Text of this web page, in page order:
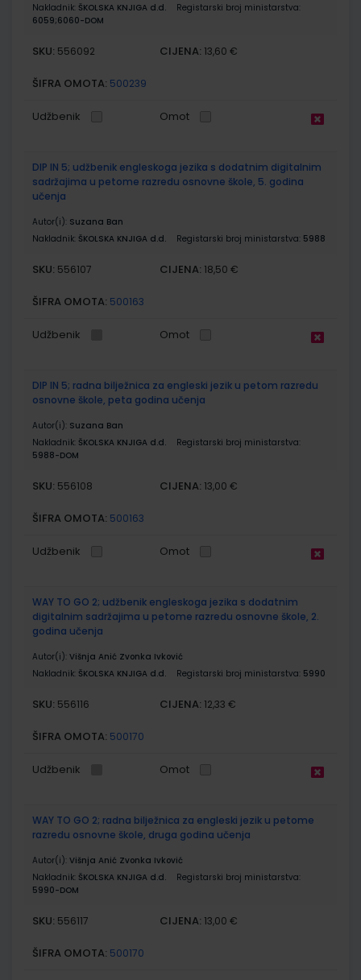
Nakladnik: ŠKOLSKA KNJIGA d.d.
Registarski broj ministarstva:
6059;6060-DOM
SKU: 556092 CIJENA: 13,60 €
ŠIFRA OMOTA: 500239
Udžbenik Omot
DIP IN 5; udžbenik engleskoga jezika s dodatnim digitalnim
sadržajima u petome razredu osnovne škole, 5. godina
učenja
Autor(i): Suzana Ban
Nakladnik: ŠKOLSKA KNJIGA d.d. Registarski broj ministarstva: 5988
SKU: 556107 CIJENA: 18,50 €
ŠIFRA OMOTA: 500163
Udžbenik Omot
DIP IN 5; radna bilježnica za engleski jezik u petom razredu
osnovne škole, peta godina učenja
Autor(i): Suzana Ban
Nakladnik: ŠKOLSKA KNJIGA d.d.
Registarski broj ministarstva:
5988-DOM
SKU: 556108 CIJENA: 13,00 €
ŠIFRA OMOTA: 500163
Udžbenik Omot
WAY TO GO 2; udžbenik engleskoga jezika s dodatnim
digitalnim sadržajima u petome razredu osnovne škole, 2.
godina učenja
Autor(i): Višnja Anić Zvonka Ivković
Nakladnik: ŠKOLSKA KNJIGA d.d. Registarski broj ministarstva: 5990
SKU: 556116 CIJENA: 12,33 €
ŠIFRA OMOTA: 500170
Udžbenik Omot
WAY TO GO 2; radna bilježnica za engleski jezik u petome
razredu osnovne škole, druga godina učenja
Autor(i): Višnja Anić Zvonka Ivković
Nakladnik: ŠKOLSKA KNJIGA d.d.
Registarski broj ministarstva:
5990-DOM
SKU: 556117 CIJENA: 13,00 €
ŠIFRA OMOTA: 500170